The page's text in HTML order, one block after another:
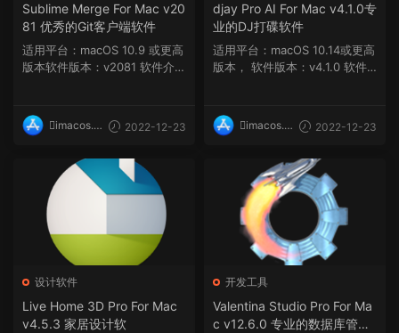
Sublime Merge For Mac v20
81 优秀的Git客户端软件
适用平台：macOS 10.9 或更高
版本软件版本：v2081 软件介绍
imacos.t
2022-12-23
djay Pro AI For Mac v4.1.0专
业的DJ打碟软件
适用平台：macOS 10.14或更高
版本， 软件版本：v4.1.0 软件
imacos.t
2022-12-23
设计软件
Live Home 3D Pro For Mac
v4.5.3 家居设计软
开发工具
Valentina Studio Pro For Ma
c v12.6.0 专业的数据库管理